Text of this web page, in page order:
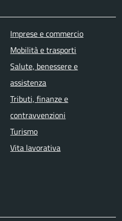
Imprese e commercio
Mobilità e trasporti
Salute, benessere e
assistenza
Tributi, finanze e
contravvenzioni
Turismo
Vita lavorativa